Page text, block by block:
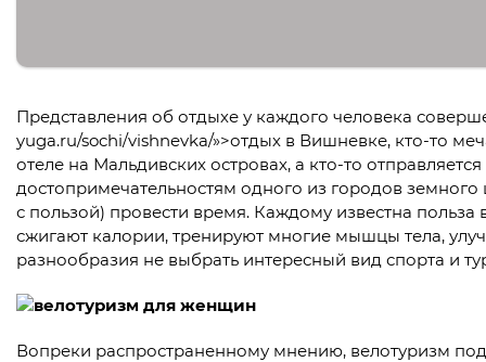
Представления об отдыхе у каждого человека
yuga.ru/sochi/vishnevka/»>отдых в Вишневке, кто-то
отеле на Мальдивских островах, а кто-то
достопримечательностям одного из городов
с пользой) провести время. Каждому известна
сжигают калории, тренируют многие мышцы тела,
разнообразия не выбрать интересный вид спорта и
Вопреки распространенному мнению, велотуризм